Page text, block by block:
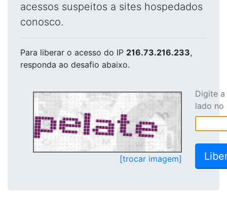
acessos suspeitos a sites hospedados
conosco.
Para liberar o acesso do IP 216.73.216.233,
responda ao desafio abaixo.
[trocar imagem]
Digite
lado no